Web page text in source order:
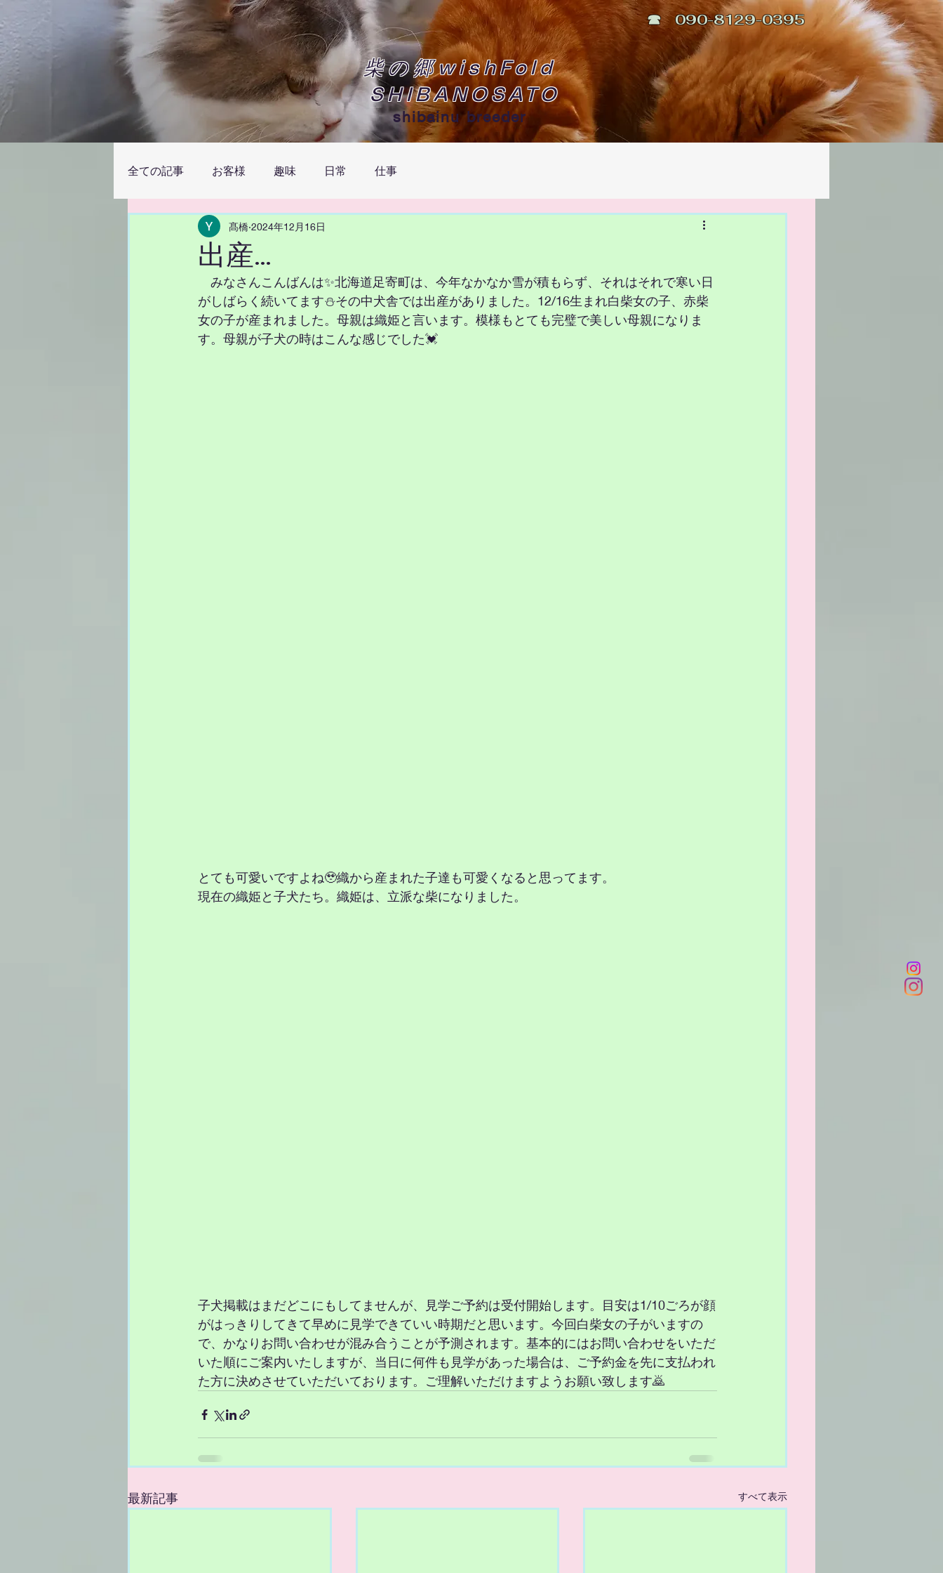
☎ 090-8129-0395
柴の郷wishFold
SHIBANOSATO
shibainu breeder
全ての記事 お客様 趣味 日常 仕事
出産…
髙橋 2024年12月16日
みなさんこんばんは✨北海道足寄町は、今年なかなか雪が積もらず、それはそれで寒い日
がしばらく続いてます⛄️その中犬舎では出産がありました。12/16生まれ白柴女の子、赤柴
女の子が産まれました。母親は織姫と言います。模様もとても完璧で美しい母親になりま
す。母親が子犬の時はこんな感じでした💓
とても可愛いですよね🥹織から産まれた子達も可愛くなると思ってます。
現在の織姫と子犬たち。織姫は、立派な柴になりました。
子犬掲載はまだどこにもしてませんが、見学ご予約は受付開始します。目安は1/10ごろが顔
がはっきりしてきて早めに見学できていい時期だと思います。今回白柴女の子がいますの
で、かなりお問い合わせが混み合うことが予測されます。基本的にはお問い合わせをいただ
いた順にご案内いたしますが、当日に何件も見学があった場合は、ご予約金を先に支払われ
た方に決めさせていただいております。ご理解いただけますようお願い致します🙇
最新記事 すべて表示